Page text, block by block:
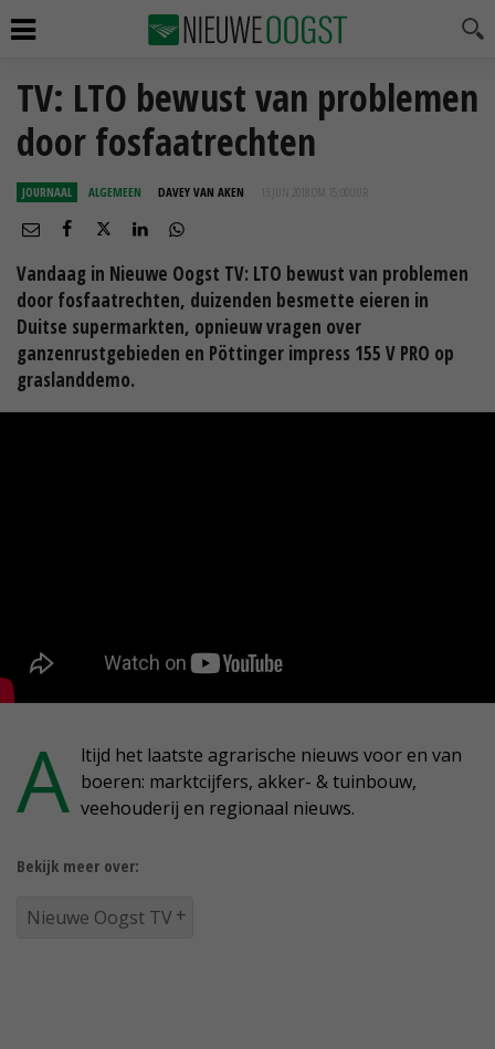
TV: LTO bewust van problemen
door fosfaatrechten
JOURNAAL ALGEMEEN DAVEY VAN AKEN 13 JUN 2018 OM 15:00
Vandaag in Nieuwe Oogst TV: LTO bewust van problemen
door fosfaatrechten, duizenden besmette eieren in
Duitse supermarkten, opnieuw vragen over
ganzenrustgebieden en Pöttinger impress 155 V PRO op
graslanddemo.
A ltijd het laatste agrarische nieuws voor en van
boeren: marktcijfers, akker- & tuinbouw,
veehouderij en regionaal nieuws.
Bekijk meer over:
Nieuwe Oogst TV